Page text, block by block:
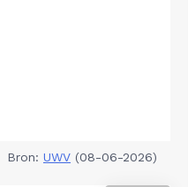
Bron: UWV (08-06-2026)